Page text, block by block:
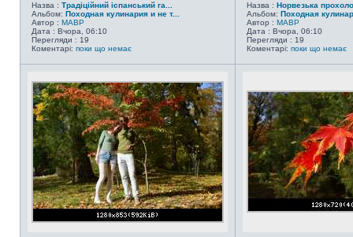
Назва : Традіційний іспанський га...
Альбом: Походная кулинария и не т...
Автор : MABP
Дата : Вчора, 06:10
Перегляди : 19
Коментарі: поки що немає
Назва : Норвезька
Альбом: Походная
Автор : MABP
Дата : Вчора, 06:10
Перегляди : 19
Коментарі: поки що немає